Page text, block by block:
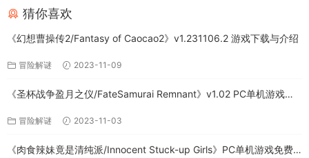
猜你喜欢
《幻想曹操传2/Fantasy of Caocao2》v1.231106.2 游戏下载与介绍
冒险解谜 2023-11-09
《圣杯战争盈月之仪/FateSamurai Remnant》v1.02 PC单机游戏下
冒险解谜 2023-11-03
《肉食辣妹竟是清纯派/Innocent Stuck-up Girls》PC单机游戏免费